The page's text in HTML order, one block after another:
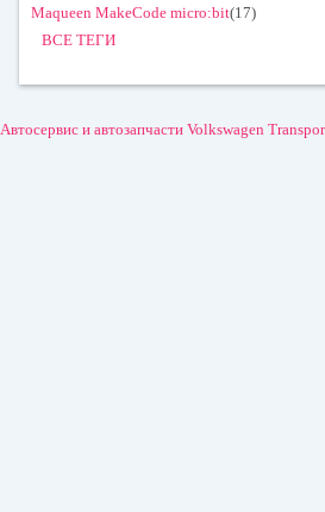
Maqueen MakeCode micro:bit(17)
ВСЕ ТЕГИ
Автосервис и автозапчасти Volkswagen